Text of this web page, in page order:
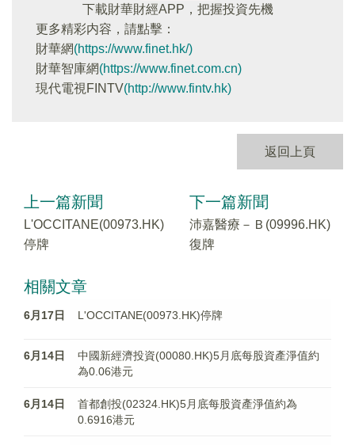
下載財華財經APP，把握投資先機
更多精彩内容，請點擊：
財華網(https://www.finet.hk/)
財華智庫網(https://www.finet.com.cn)
現代電視FINTV(http://www.fintv.hk)
返回上頁
上一篇新聞
L'OCCITANE(00973.HK)
停牌
下一篇新聞
沛嘉醫療－Ｂ(09996.HK)
復牌
相關文章
6月17日 L'OCCITANE(00973.HK)停牌
6月14日
中國新經濟投資(00080.HK)5月底每股資產淨值約
為0.06港元
6月14日
首都創投(02324.HK)5月底每股資產淨值約為
0.6916港元